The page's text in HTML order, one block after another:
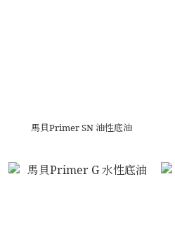
馬貝Primer SN 油性底油